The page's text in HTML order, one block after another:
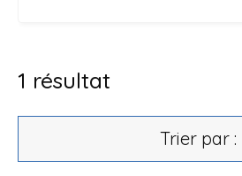
1 résultat
Trier par :